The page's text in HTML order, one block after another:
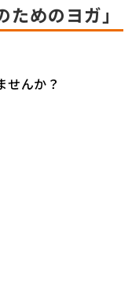
めのヨガ」
せんか？